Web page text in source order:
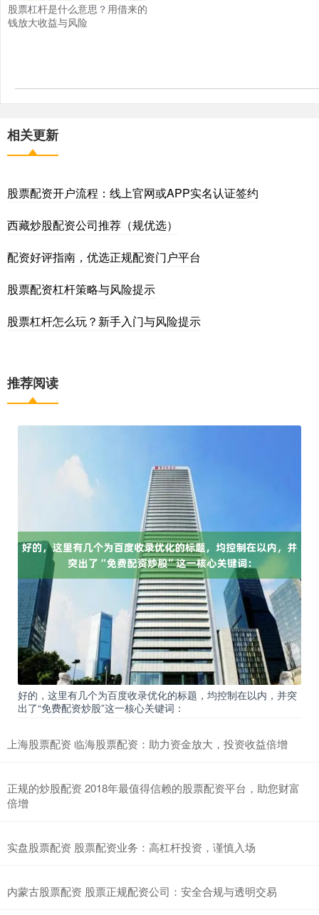
股票杠杆是什么意思？用借来的
钱放大收益与风险
相关更新
股票配资开户流程：线上官网或APP实名认证签约
西藏炒股配资公司推荐（规优选）
配资好评指南，优选正规配资门户平台
股票配资杠杆策略与风险提示
股票杠杆怎么玩？新手入门与风险提示
推荐阅读
好的，这里有几个为百度收录优化的标题，均控制在以内，并突
出了“免费配资炒股”这一核心关键词：
上海股票配资 临海股票配资：助力资金放大，投资收益倍增
正规的炒股配资 2018年最值得信赖的股票配资平台，助您财富
倍增
实盘股票配资 股票配资业务：高杠杆投资，谨慎入场
内蒙古股票配资 股票正规配资公司：安全合规与透明交易